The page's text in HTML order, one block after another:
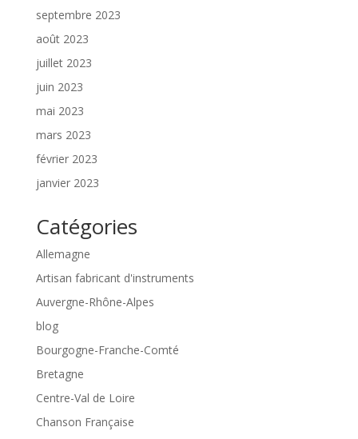
septembre 2023
août 2023
juillet 2023
juin 2023
mai 2023
mars 2023
février 2023
janvier 2023
Catégories
Allemagne
Artisan fabricant d'instruments
Auvergne-Rhône-Alpes
blog
Bourgogne-Franche-Comté
Bretagne
Centre-Val de Loire
Chanson Française